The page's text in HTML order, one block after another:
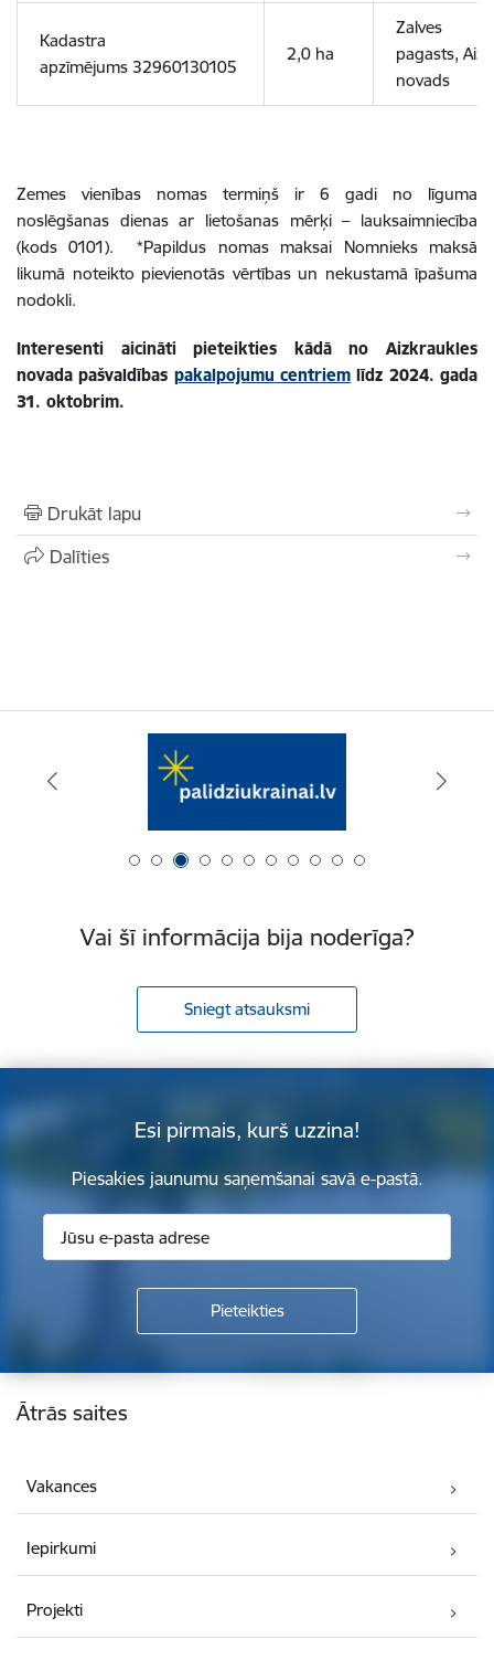
Kadastra
apzīmējums 32960130105
2,0 ha
Zalves
pagasts,
novads
Zemes vienības nomas termiņš ir 6 gadi no līguma
noslēgšanas dienas ar lietošanas mērķi – lauksaimniecība
(kods 0101). *Papildus nomas maksai Nomnieks maksā
likumā noteikto pievienotās vērtības un nekustamā īpašuma
nodokli.
Interesenti aicināti pieteikties kādā no Aizkraukles
novada pašvaldības pakalpojumu centriem līdz 2024. gada
31. oktobrim.
Drukāt lapu
Dalīties
Vai šī informācija bija noderīga?
Sniegt atsauksmi
Esi pirmais, kurš uzzina!
Piesakies jaunumu saņemšanai savā e-pastā.
Kājene
Ātrās saites
Vakances
Iepirkumi
Projekti